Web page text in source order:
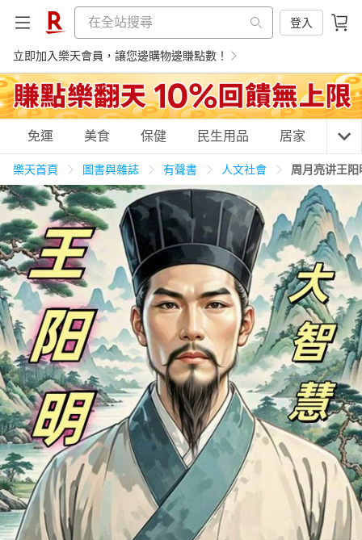
登入
立即加入樂天會員，讓您邊購物邊賺點數！
購物網分類
天天免運 美食蛋糕 養生保健 民生用品
居家生活 3C家電 運動休閒 親子玩具
女裝 男裝 化妝保養 情趣用品
日本購物 電子/紙本書
HOT
免運 美食 保健 民生用品 居家 3C
樂天首頁 圖書與雜誌 有聲書 人文社會 周月亮讲王